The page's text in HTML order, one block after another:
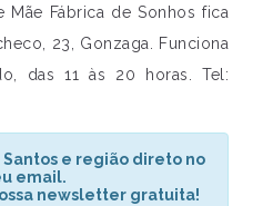
Mãe Fábrica de Sonhos fica
23, Gonzaga. Funciona
das 11 às 20 horas. Tel:
e região direto no
email.
newsletter gratuita!